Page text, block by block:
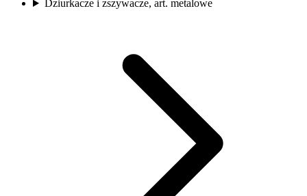
Dziurkacze i zszywacze, art. metalowe